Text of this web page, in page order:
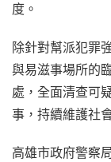
度。
除針對幫派犯罪
與易滋事場所的
處，全面清查可
事，持續維護社
高雄市政府警察